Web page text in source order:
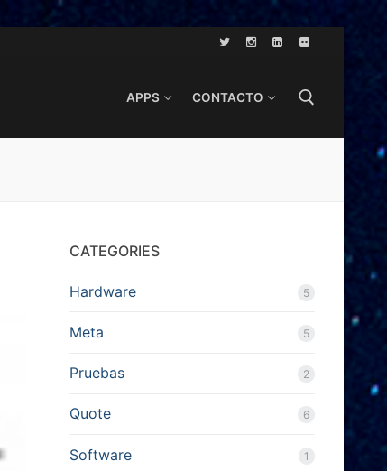
APPS CONTACTO
CATEGORIES
Hardware 5
Meta 5
Pruebas 2
Quote 6
Software 1